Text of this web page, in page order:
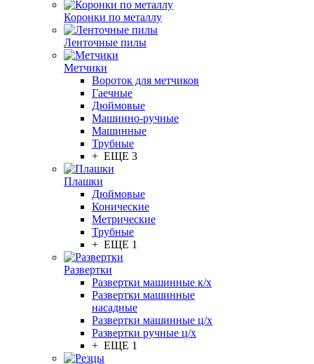
Коронки по металлу
Ленточные пилы
Метчики
Вороток для метчиков
Гаечные
Дюймовые
Машинно-ручные
Машинные
Трубные
+ ЕЩЕ 3
Плашки
Дюймовые
Конические
Метрические
Трубные
+ ЕЩЕ 1
Развертки
Развертки машинные к/х
Развертки машинные
насадные
Развертки машинные ц/х
Развертки ручные ц/х
+ ЕЩЕ 1